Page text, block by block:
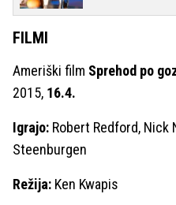
FILMI
Ameriški film Sprehod po
2015, 16.4.
Igrajo: Robert Redford, Nick
Steenburgen
Režija: Ken Kwapis